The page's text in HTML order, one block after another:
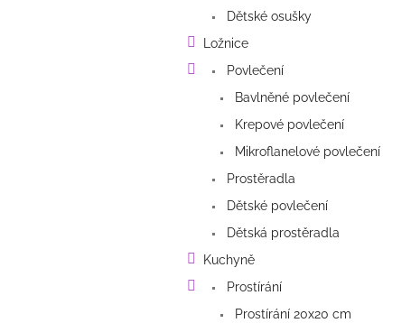
Dětské osušky
Ložnice
Povlečení
Bavlněné povlečení
Krepové povlečení
Mikroflanelové povlečení
Prostěradla
Dětské povlečení
Dětská prostěradla
Kuchyně
Prostírání
Prostírání 20x20 cm